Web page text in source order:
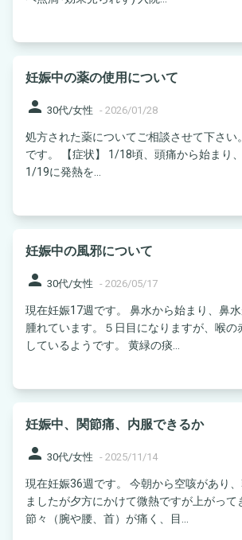
妊娠中の薬の使用について
person 30代/女性 - 2026/01/28
処方された薬についてご相談させて下さい
です。 【症状】 1/18頃、頭痛から始まり、喉が痛くなって
1/19に発熱を...
妊娠中の風邪について
person 30代/女性 - 2026/05/17
現在妊娠17週です。 鼻水から始まり、鼻
腫れています。５日目になりますが、喉の
しているようです。 黄緑の痰...
妊娠中、関節痛、内服できるか
person 30代/女性 - 2025/11/14
現在妊娠36週です。 今朝から空咳があり
ましたが夕方にかけて微熱ですが上がって
節々（腕や腰、首）が痛く、目...